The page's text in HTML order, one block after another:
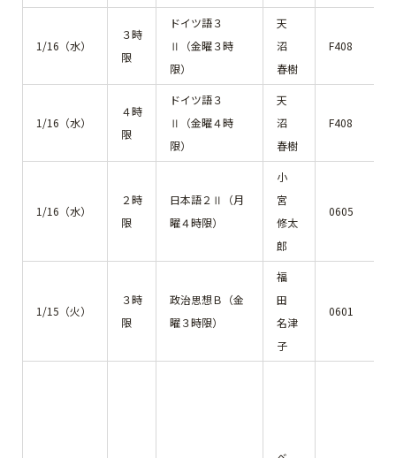
1/16（水）
３時
限
ドイツ語３
Ⅱ（金曜３時
限）
天
沼
春樹
F408
1/16（水）
４時
限
ドイツ語３
Ⅱ（金曜４時
限）
天
沼
春樹
F408
1/16（水）
２時
限
日本語２Ⅱ（月
曜４時限）
小
宮
修太
郎
0605
1/15（火）
３時
限
政治思想Ｂ（金
曜３時限）
福
田
名津
子
0601